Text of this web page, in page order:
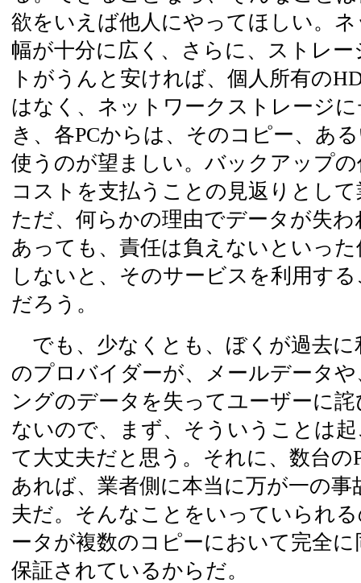
欲をいえば他人にやってほしい。
幅が十分に広く、さらに、ストレ
トがうんと安ければ、個人所有の
はなく、ネットワークストレージ
き、各PCからは、そのコピー、あ
使うのが望ましい。バックアップ
コストを支払うことの見返りとし
ただ、何らかの理由でデータが失
あっても、責任は負えないといっ
しないと、そのサービスを利用す
だろう。
でも、少なくとも、ぼくが過去に
のプロバイダーが、メールデータ
ングのデータを失ってユーザーに
ないので、まず、そういうことは
て大丈夫だと思う。それに、数台の
あれば、業者側に本当に万が一の
夫だ。そんなことをいっていられ
ータが複数のコピーにおいて完全
保証されているからだ。